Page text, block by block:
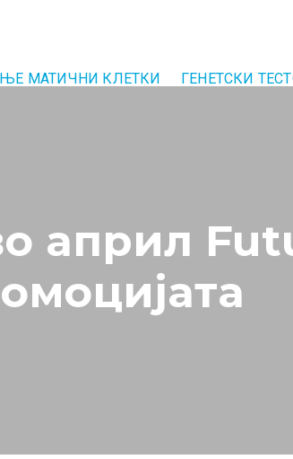
МАТИЧНИ КЛЕТКИ ГЕНЕТСКИ
април